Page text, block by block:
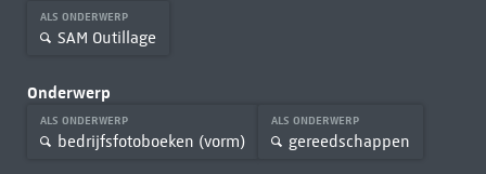
ALS ONDERWERP
SAM Outillage
Onderwerp
ALS ONDERWERP
bedrijfsfotoboeken (vorm)
ALS ONDERWERP
gereedschappen